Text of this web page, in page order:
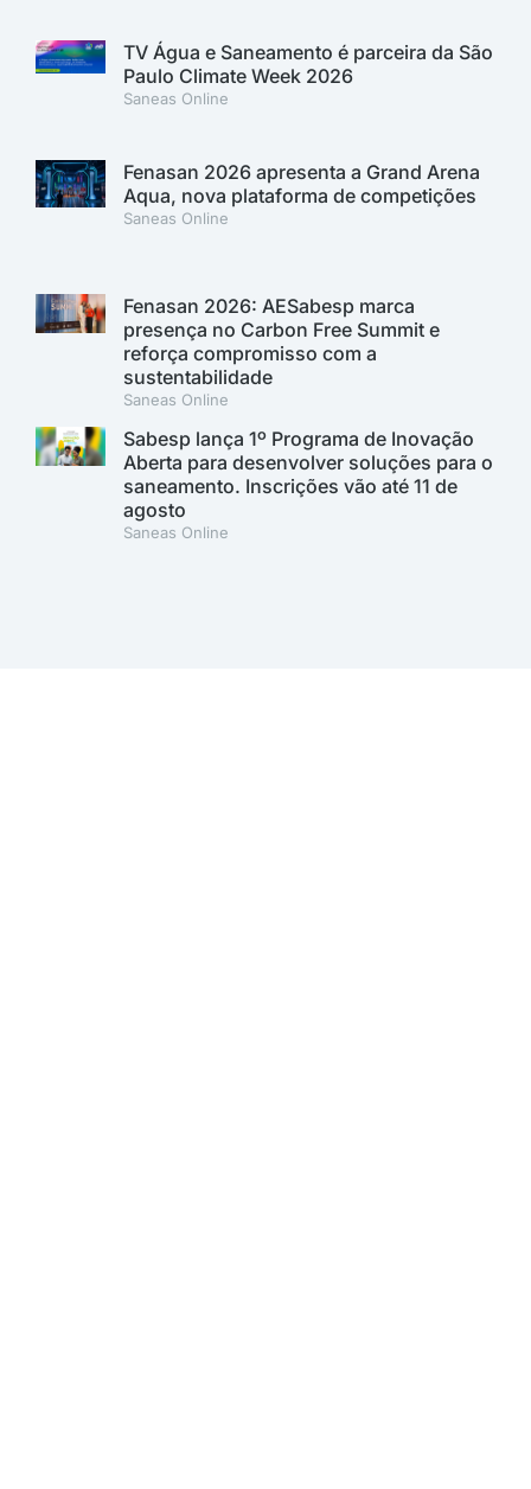
TV Água e Saneamento é parceira da São
Paulo Climate Week 2026
Saneas Online
Fenasan 2026 apresenta a Grand Arena
Aqua, nova plataforma de competições
Saneas Online
Fenasan 2026: AESabesp marca
presença no Carbon Free Summit e
reforça compromisso com a
sustentabilidade
Saneas Online
Sabesp lança 1º Programa de Inovação
Aberta para desenvolver soluções para o
saneamento. Inscrições vão até 11 de
agosto
Saneas Online